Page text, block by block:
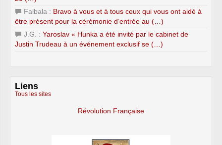
Falbala : Bravo à vous et à tous ceux qui vous ont aidé à
être présent pour la cérémonie d’entrée au (…)
J.G. : Yaroslav « Hunka a été invité par le cabinet de
Justin Trudeau à un événement exclusif se (…)
Liens
Tous les sites
Révolution Française